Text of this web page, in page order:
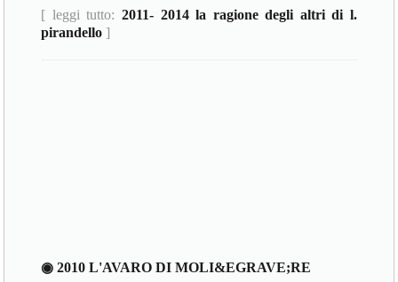
[ leggi tutto: 2011- 2014 la ragione degli altri di l.
pirandello ]
◉ 2010 L'AVARO DI MOLI&EGRAVE;RE